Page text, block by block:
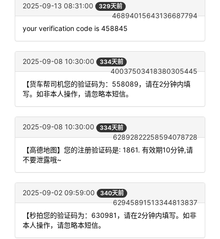
2025-09-13 08:31:00 329天前
46894015643136687794
your verification code is 458845
2025-09-08 10:30:00 334天前
40037503418380305445
【货车帮司机您的验证码为：558089，请在2分钟内填
写。如非本人操作，请忽略本短信。
2025-09-08 10:30:00 334天前
62892822258594078728
【高德地图】您的注册验证码是: 1861. 有效期10分钟,请
不要泄露哦~
2025-09-02 09:59:00 340天前
62945891513344813837
【秒拍您的验证码为：630981，请在2分钟内填写。如非
本人操作，请忽略本短信。